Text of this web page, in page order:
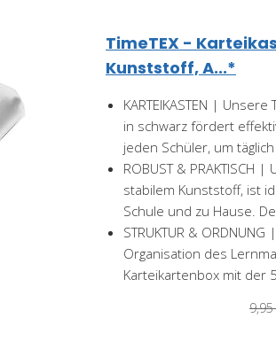
TimeTEX -
Kunststoff, A...*
KARTEIKASTEN |
in schwarz fördert
jeden Schüler, um
ROBUST & PRAKTISCH
stabilem Kunststoff, ist
Schule und zu Hause.
STRUKTUR &
Organisation des
Karteikartenbox mit der
9,95